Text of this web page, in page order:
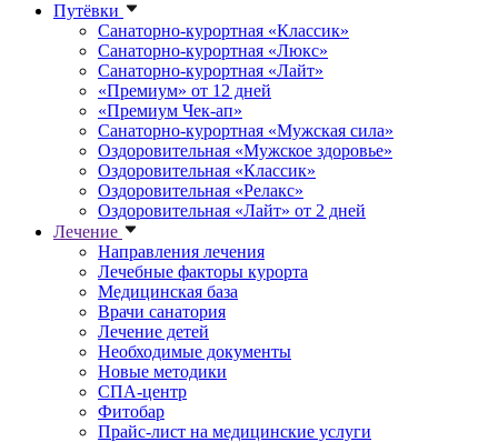
Путёвки
Санаторно-курортная «Классик»
Санаторно-курортная «Люкс»
Санаторно-курортная «Лайт»
«Премиум» от 12 дней
«Премиум Чек-ап»
Санаторно-курортная «Мужская сила»
Оздоровительная «Мужское здоровье»
Оздоровительная «Классик»
Оздоровительная «Релакс»
Оздоровительная «Лайт» от 2 дней
Лечение
Направления лечения
Лечебные факторы курорта
Медицинская база
Врачи санатория
Лечение детей
Необходимые документы
Новые методики
СПА-центр
Фитобар
Прайс-лист на медицинские услуги